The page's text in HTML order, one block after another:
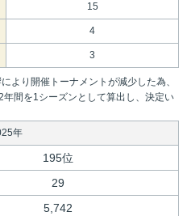
15
4
3
より開催トーナメントが減少した為、
間を1シーズンとして算出し、決定い
年
195位
29
5,742